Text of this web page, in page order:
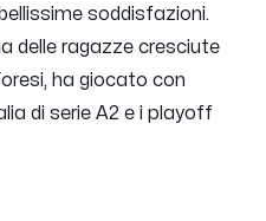
soddisfazioni.
delle ragazze cresciute
ha giocato con
di serie A2 e i playoff